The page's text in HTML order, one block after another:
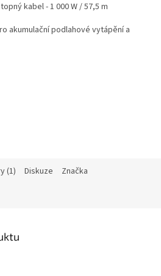
kabel - 1 000 W / 57,5 m
akumulační podlahové vytápění a
(1) Diskuze Značka